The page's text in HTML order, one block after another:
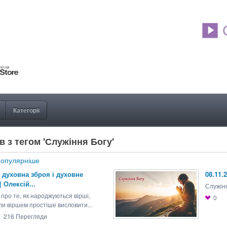
Категорії
з тегом 'Служіння Богу'
духовна зброя і духовне
Олексій...
те, як народжуються вірші,
віршем простіше висловити...
216 Перегляди
0